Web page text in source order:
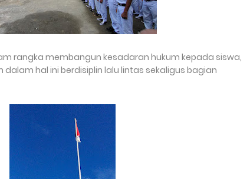
rangka membangun kesadaran hukum kepada siswa,
hal ini berdisiplin lalu lintas sekaligus bagian